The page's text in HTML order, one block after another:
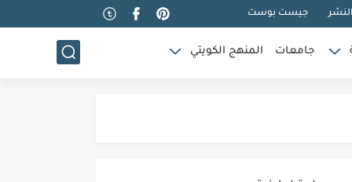
جيست بوست
جامعات المنهج الكويتي